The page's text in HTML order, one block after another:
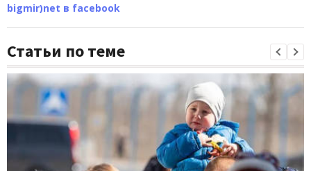
bigmir)net в facebook
Статьи по теме